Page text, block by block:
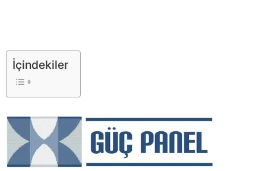
İçindekiler